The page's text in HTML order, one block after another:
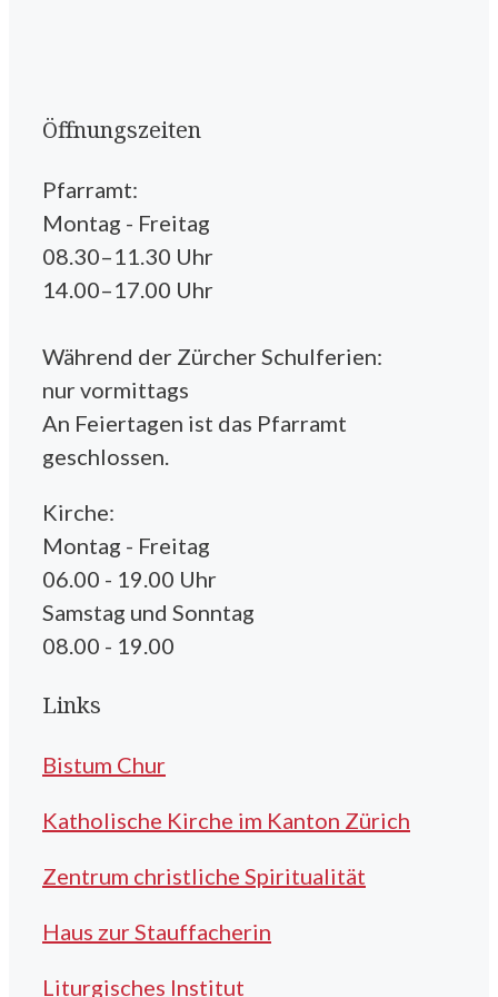
Öffnungszeiten
Pfarramt:
Montag - Freitag
08.30–11.30 Uhr
14.00–17.00 Uhr
Während der Zürcher Schulferien:
nur vormittags
An Feiertagen ist das Pfarramt
geschlossen.
Kirche:
Montag - Freitag
06.00 - 19.00 Uhr
Samstag und Sonntag
08.00 - 19.00
Links
Bistum Chur
Katholische Kirche im Kanton Zürich
Zentrum christliche Spiritualität
Haus zur Stauffacherin
Liturgisches Institut